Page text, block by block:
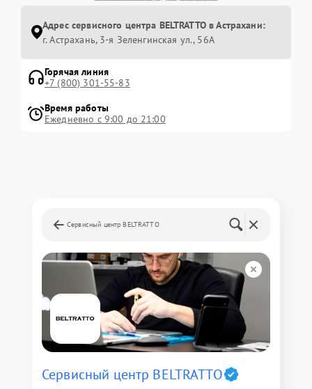
Адрес сервисного центра BELTRATTO в Астрахани:
г. Астрахань, 3-я Зеленгинская ул., 56А
Горячая линия
+7 (800) 301-55-83
Время работы
Ежедневно с 9:00 до 21:00
Сервисный центр BELTRATTO
Сервисный центр BELTRATTO